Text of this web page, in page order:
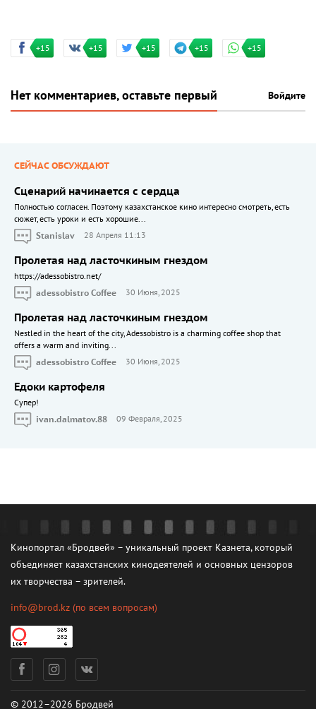
+15 +15 +15 +15 +15
Нет комментариев, оставьте первый Войдите
СЕЙЧАС ОБСУЖДАЮТ
Сценарий начинается с сердца
Полностью согласен. Поэтому казахстанское кино интересно смотреть, есть
сюжет, есть уроки и есть хорошие...
Stanislav
28 Апреля 11:13
Пролетая над ласточкиным гнездом
https://adessobistro.net/
adessobistro Coffee
30 Июня, 2025
Пролетая над ласточкиным гнездом
Nestled in the heart of the city, Adessobistro is a charming coffee shop that
offers a warm and inviting...
adessobistro Coffee
30 Июня, 2025
Едоки картофеля
Cупер!
ivan.dalmatov.88
09 Февраля, 2025
Кинопортал «Бродвей» – уникальный проект Казнета, который
объединяет казахстанских кинодеятелей и основных цензоров
их творчества – зрителей.
info@brod.kz (по всем вопросам)
© 2012–2026 Бродвей